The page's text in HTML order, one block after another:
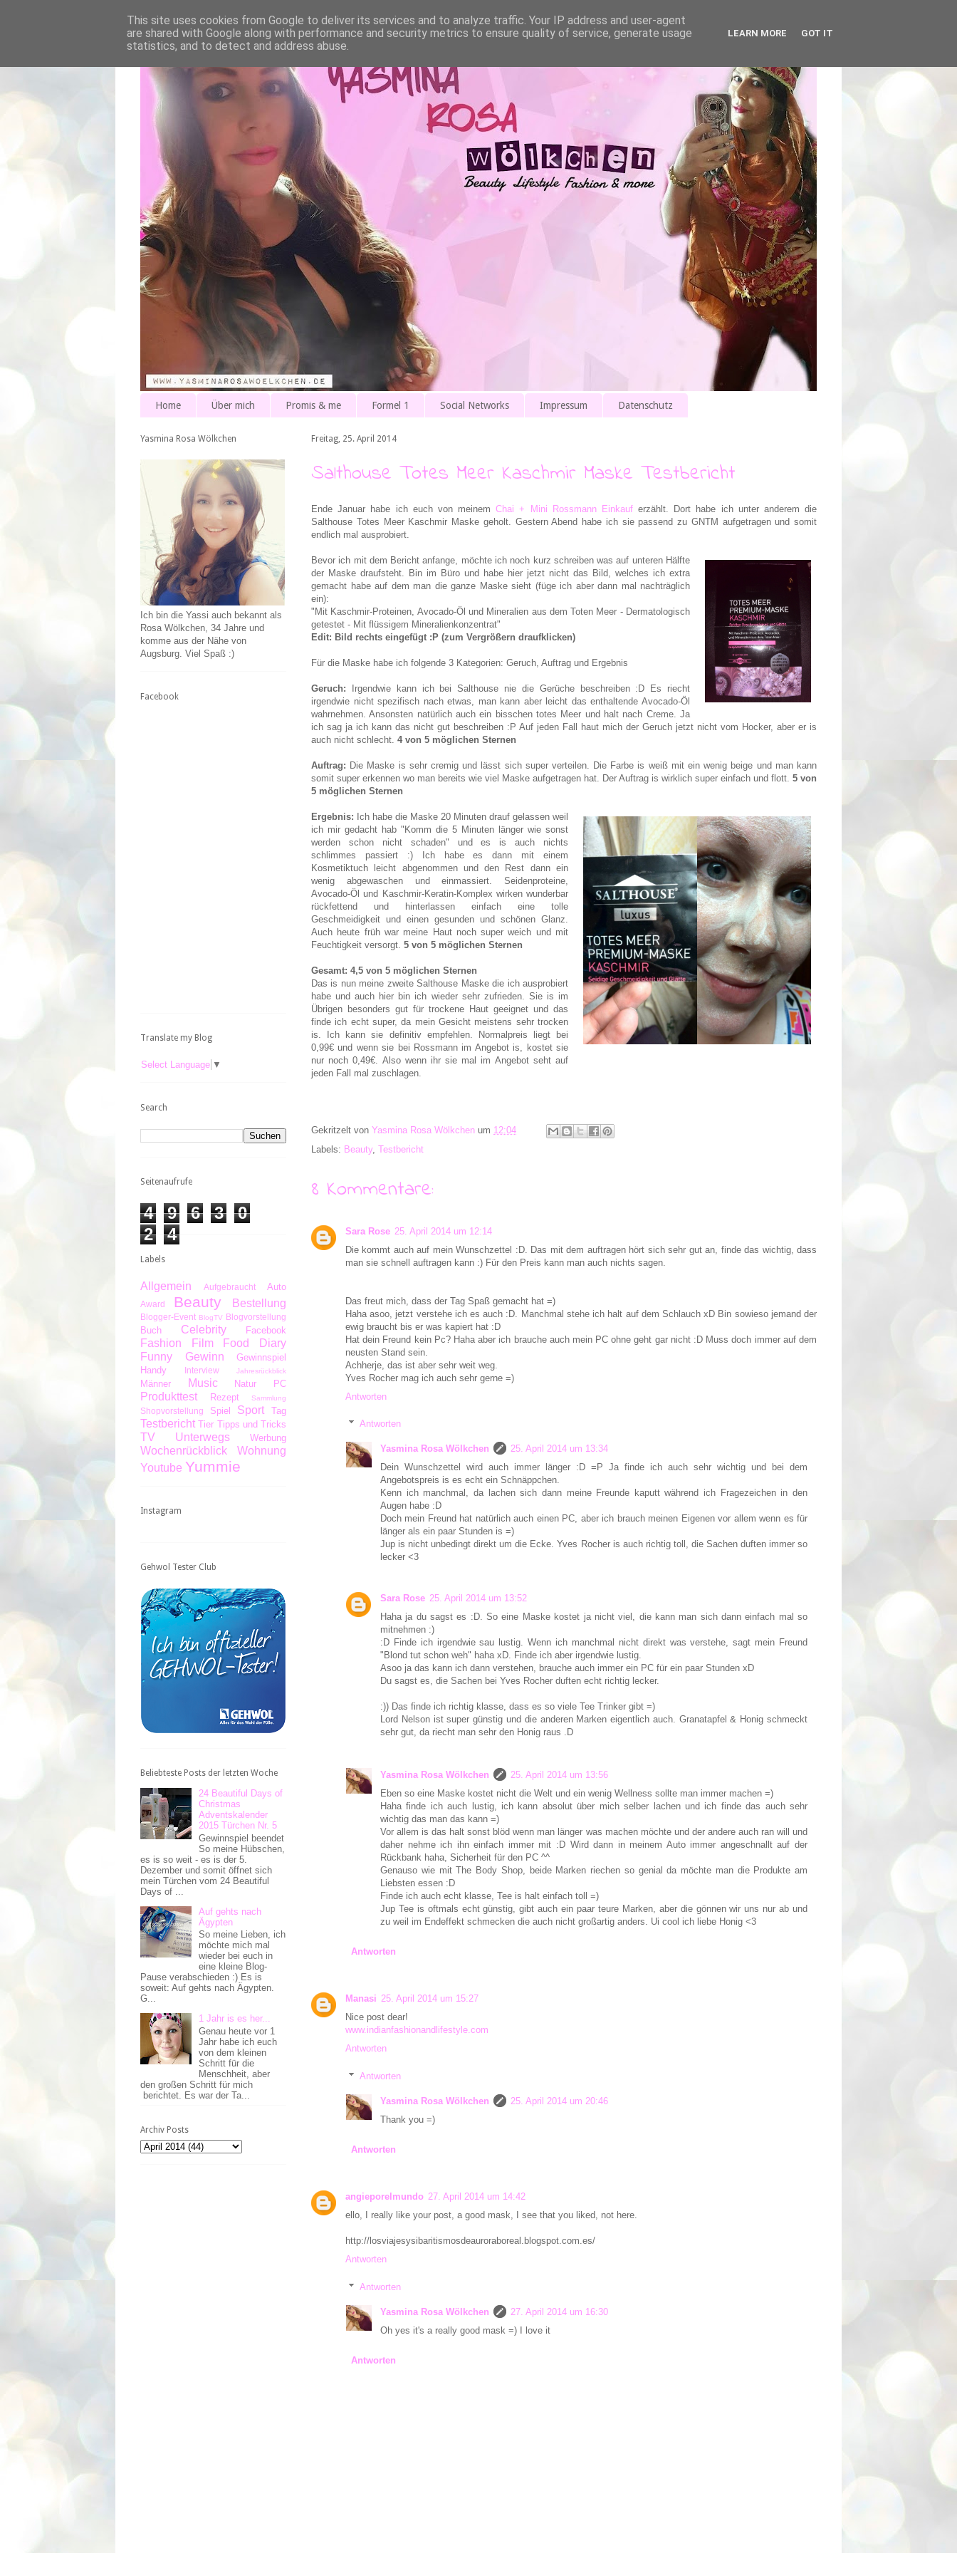
Home Über mich Promis & me Formel 1 Social Networks Impressum Datenschutz
Freitag, 25. April 2014
Salthouse Totes Meer Kaschmir Maske Testbericht
Ende Januar habe ich euch von meinemChai + Mini Rossmann Einkauferzählt. Dort habe ich unter anderem die
Salthouse Totes Meer Kaschmir Maske geholt. Gestern Abend habe ich sie passend zu GNTM aufgetragen und somit
endlich mal ausprobiert.
Bevor ich mit dem Bericht anfange, möchte ich noch kurz schreiben was auf unteren Hälfte
der Maske draufsteht. Bin im Büro und habe hier jetzt nicht das Bild, welches ich extra
gemacht habe auf dem man die ganze Maske sieht (füge ich aber dann mal nachträglich
ein):
"Mit Kaschmir-Proteinen, Avocado-Öl und Mineralien aus dem Toten Meer - Dermatologisch
getestet - Mit flüssigem Mineralienkonzentrat"
Edit: Bild rechts eingefügt :P (zum Vergrößern draufklicken)
Für die Maske habe ich folgende 3 Kategorien: Geruch, Auftrag und Ergebnis
Geruch: Irgendwie kann ich bei Salthouse nie die Gerüche beschreiben :D Es riecht
irgendwie nicht spezifisch nach etwas, man kann aber leicht das enthaltende Avocado-Öl
wahrnehmen. Ansonsten natürlich auch ein bisschen totes Meer und halt nach Creme. Ja
ich sag ja ich kann das nicht gut beschreiben :P Auf jeden Fall haut mich der Geruch jetzt nicht vom Hocker, aber er is
auch nicht schlecht. 4 von 5 möglichen Sternen
Auftrag: Die Maske is sehr cremig und lässt sich super verteilen. Die Farbe is weiß mit ein wenig beige und man kann
somit super erkennen wo man bereits wie viel Maske aufgetragen hat. Der Auftrag is wirklich super einfach und flott. 5 von
5 möglichen Sternen
Ergebnis: Ich habe die Maske 20 Minuten drauf gelassen weil
ich mir gedacht hab "Komm die 5 Minuten länger wie sonst
werden schon nicht schaden" und es is auch nichts
schlimmes passiert :) Ich habe es dann mit einem
Kosmetiktuch leicht abgenommen und den Rest dann ein
wenig abgewaschen und einmassiert. Seidenproteine,
Avocado-Öl und Kaschmir-Keratin-Komplex wirken wunderbar
rückfettend und hinterlassen einfach eine tolle
Geschmeidigkeit und einen gesunden und schönen Glanz.
Auch heute früh war meine Haut noch super weich und mit
Feuchtigkeit versorgt. 5 von 5 möglichen Sternen
Gesamt: 4,5 von 5 möglichen Sternen
Das is nun meine zweite Salthouse Maske die ich ausprobiert
habe und auch hier bin ich wieder sehr zufrieden. Sie is im
Übrigen besonders gut für trockene Haut geeignet und das
finde ich echt super, da mein Gesicht meistens sehr trocken
is. Ich kann sie definitiv empfehlen. Normalpreis liegt bei
0,99€ und wenn sie bei Rossmann im Angebot is, kostet sie
nur noch 0,49€. Also wenn ihr sie mal im Angebot seht auf
jeden Fall mal zuschlagen.
Gekritzelt von Yasmina Rosa Wölkchen um 12:04
Labels: Beauty, Testbericht
8 Kommentare:
Sara Rose 25. April 2014 um 12:14
Die kommt auch auf mein Wunschzettel :D. Das mit dem auftragen hört sich sehr gut an, finde das wichtig, dass
man sie schnell auftragen kann :) Für den Preis kann man auch nichts sagen.
Das freut mich, dass der Tag Spaß gemacht hat =)
Haha asoo, jetzt verstehe ich es auch :D. Manchmal stehe ich halt auf dem Schlauch xD Bin sowieso jemand der
ewig braucht bis er was kapiert hat :D
Hat dein Freund kein Pc? Haha aber ich brauche auch mein PC ohne geht gar nicht :D Muss doch immer auf dem
neusten Stand sein.
Achherje, das ist aber sehr weit weg.
Yves Rocher mag ich auch sehr gerne =)
Antworten
Antworten
Yasmina Rosa Wölkchen
25. April 2014 um 13:34
Dein Wunschzettel wird auch immer länger :D =P Ja finde ich auch sehr wichtig und bei dem
Angebotspreis is es echt ein Schnäppchen.
Kenn ich manchmal, da lachen sich dann meine Freunde kaputt während ich Fragezeichen in den
Augen habe :D
Doch mein Freund hat natürlich auch einen PC, aber ich brauch meinen Eigenen vor allem wenn es für
länger als ein paar Stunden is =)
Jup is nicht unbedingt direkt um die Ecke. Yves Rocher is auch richtig toll, die Sachen duften immer so
lecker <3
Sara Rose 25. April 2014 um 13:52
Haha ja du sagst es :D. So eine Maske kostet ja nicht viel, die kann man sich dann einfach mal so
mitnehmen :)
:D Finde ich irgendwie sau lustig. Wenn ich manchmal nicht direkt was verstehe, sagt mein Freund
"Blond tut schon weh" haha xD. Finde ich aber irgendwie lustig.
Asoo ja das kann ich dann verstehen, brauche auch immer ein PC für ein paar Stunden xD
Du sagst es, die Sachen bei Yves Rocher duften echt richtig lecker.
:)) Das finde ich richtig klasse, dass es so viele Tee Trinker gibt =)
Lord Nelson ist super günstig und die anderen Marken eigentlich auch. Granatapfel & Honig schmeckt
sehr gut, da riecht man sehr den Honig raus .D
Yasmina Rosa Wölkchen
25. April 2014 um 13:56
Eben so eine Maske kostet nicht die Welt und ein wenig Wellness sollte man immer machen =)
Haha finde ich auch lustig, ich kann absolut über mich selber lachen und ich finde das auch sehr
wichtig das man das kann =)
Vor allem is das halt sonst blöd wenn man länger was machen möchte und der andere auch ran will und
daher nehme ich ihn einfach immer mit :D Wird dann in meinem Auto immer angeschnallt auf der
Rückbank haha, Sicherheit für den PC ^^
Genauso wie mit The Body Shop, beide Marken riechen so genial da möchte man die Produkte am
Liebsten essen :D
Finde ich auch echt klasse, Tee is halt einfach toll =)
Jup Tee is oftmals echt günstig, gibt auch ein paar teure Marken, aber die gönnen wir uns nur ab und
zu weil im Endeffekt schmecken die auch nicht großartig anders. Ui cool ich liebe Honig <3
Antworten
Manasi 25. April 2014 um 15:27
Nice post dear!
www.indianfashionandlifestyle.com
Antworten
Antworten
Yasmina Rosa Wölkchen
25. April 2014 um 20:46
Thank you =)
Antworten
angieporelmundo 27. April 2014 um 14:42
ello, I really like your post, a good mask, I see that you liked, not here.
http://losviajesysibaritismosdeauroraboreal.blogspot.com.es/
Antworten
Antworten
Yasmina Rosa Wölkchen
27. April 2014 um 16:30
Oh yes it's a really good mask =) I love it
Antworten
Yasmina Rosa Wölkchen
Ich bin die Yassi auch bekannt als
Rosa Wölkchen, 34 Jahre und
komme aus der Nähe von
Augsburg. Viel Spaß :)
Facebook
Translate my Blog
Select Language ▼
Search
Seitenaufrufe
4 9 6 3
0
2
4
Labels
Allgemein Aufgebraucht Auto
Award Beauty Bestellung
Blogger-Event BlogTV Blogvorstellung
Buch Celebrity Facebook
Fashion Film
Food Diary
Funny
Gewinn
Gewinnspiel
Handy
Interview Jahresrückblick
Männer Music Natur PC
Produkttest Rezept Sammlung
Shopvorstellung Spiel Sport Tag
Testbericht Tier Tipps und Tricks
TV Unterwegs Werbung
Wochenrückblick
Wohnung
Youtube Yummie
Instagram
Gehwol Tester Club
Beliebteste Posts der letzten Woche
24 Beautiful Days of
Christmas
Adventskalender
2015 Türchen Nr. 5
Gewinnspiel beendet
So meine Hübschen,
es is so weit - es is der 5.
Dezember und somit öffnet sich
mein Türchen vom 24 Beautiful
Days of ...
Auf gehts nach
Ägypten
So meine Lieben, ich
möchte mich mal
wieder bei euch in
eine kleine Blog-
Pause verabschieden :) Es is
soweit: Auf gehts nach Ägypten.
G...
1 Jahr is es her...
Genau heute vor 1
Jahr habe ich euch
von dem kleinen
Schritt für die
Menschheit, aber
den großen Schritt für mich
berichtet. Es war der Ta...
Archiv Posts
This site uses cookies from Google to deliver its services and to analyze traffic. Your IP address and user-agent
are shared with Google along with performance and security metrics to ensure quality of service, generate usage
statistics, and to detect and address abuse.
LEARN MORE GOT IT